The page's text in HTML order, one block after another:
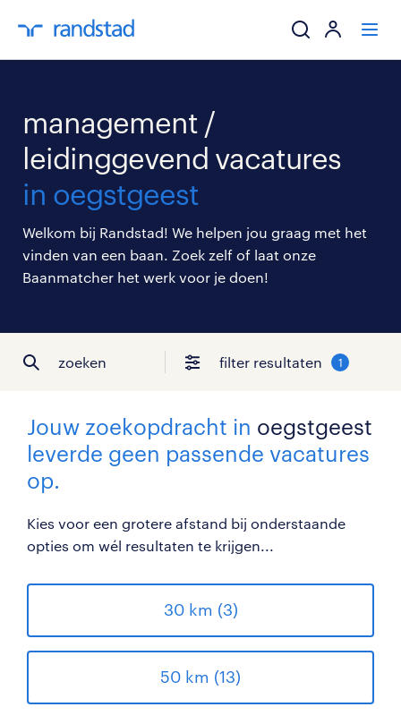
werkgevers
over randstad
management /
leidinggevend vacatures
in oegstgeest
Welkom bij Randstad! We helpen jou graag met het
vinden van een baan. Zoek zelf of laat onze
Baanmatcher het werk voor je doen!
zoeken filter resultaten 1
Jouw zoekopdracht in oegstgeest
leverde geen passende vacatures
op.
Kies voor een grotere afstand bij onderstaande
opties om wél resultaten te krijgen...
30 km (3)
50 km (13)